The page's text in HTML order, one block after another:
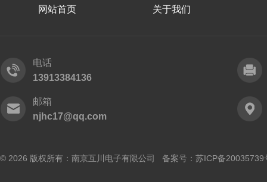
网站首页 关于我们
电话
13913384136
邮箱
njhc17@qq.com
© 2026 版权所有：南京互川电子有限公司 备案号： 苏ICP备20035739